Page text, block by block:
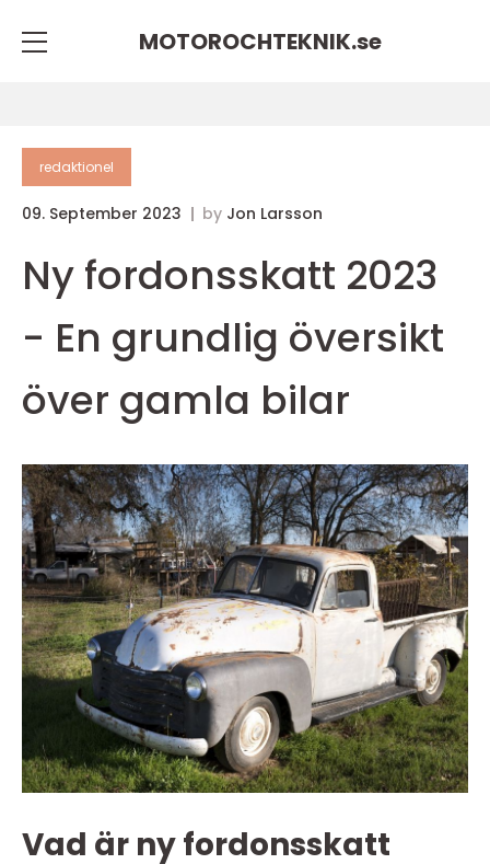
MOTOROCHTEKNIK.se
redaktionel
09. September 2023 by Jon Larsson
Ny fordonsskatt 2023
- En grundlig översikt
över gamla bilar
Vad är ny fordonsskatt